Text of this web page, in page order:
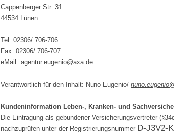
Cappenberger Str. 31
44534 Lünen
Tel: 02306/ 706-706
Fax: 02306/ 706-707
eMail: agentur.eugenio@axa.de
Verantwortlich für den Inhalt: Nuno Eugenio/
Kundeninformation Leben-, Kranken- und
Die Eintragung als gebundener Versicherungsvertreter
nachzuprüfen unter der Registrierungsnummer D-J3V2-